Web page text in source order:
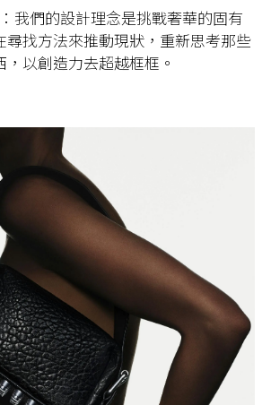
我們的設計理念是挑戰奢華的固有
尋找方法來推動現狀，重新思考那些
以創造力去超越框框。